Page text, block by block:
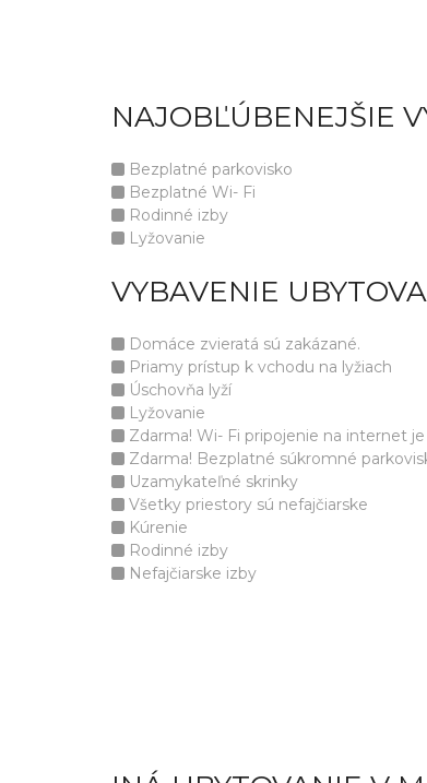
NAJOBĽÚBENEJŠIE
Bezplatné parkovisko
Bezplatné Wi- Fi
Rodinné izby
Lyžovanie
VYBAVENIE
Domáce zvieratá sú zakázané.
Priamy prístup k vchodu na lyžiach
Úschovňa lyží
Lyžovanie
Zdarma! Wi- Fi pripojenie na internet
Zdarma! Bezplatné súkromné
Uzamykateľné skrinky
Všetky priestory sú nefajčiarske
Kúrenie
Rodinné izby
Nefajčiarske izby